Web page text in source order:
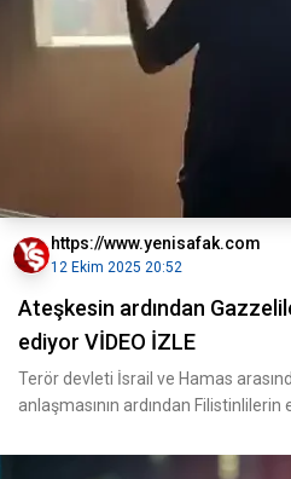
https://www.yenisafak.com
12 Ekim 2025 20:52
Ateşkesin ardından
ediyor VİDEO İZLE
Terör devleti İsrail ve Hamas
anlaşmasının ardından Filistinlilerin